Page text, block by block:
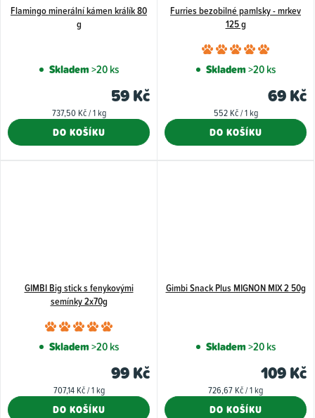
Flamingo minerální kámen králík 80
g
Skladem>20 ks
59 Kč
Měrná
737,50 Kč / 1 kg
DO KOŠÍKU
Furries bezobilné pamlsky - mrkev
125 g
je
5,0
5
Skladem>20 ks
69 Kč
Měrná
552 Kč / 1 kg
DO KOŠÍKU
GIMBI Big stick s fenykovými
semínky 2x70g
Průměrné
hodnocení
je
5,0
Skladem>20 ks
99 Kč
Měrná
707,14 Kč / 1 kg
DO KOŠÍKU
Gimbi Snack Plus MIGNON MIX 2 50g
Skladem>20 ks
109 Kč
Měrná
726,67 Kč / 1 kg
DO KOŠÍKU